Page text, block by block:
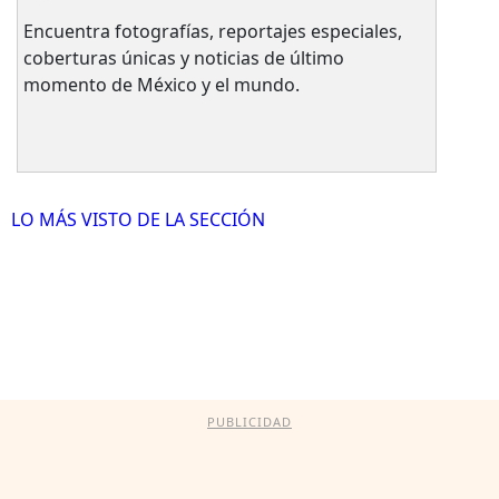
Encuentra fotografías, reportajes especiales,
coberturas únicas y noticias de último
momento de México y el mundo.
LO MÁS VISTO DE LA SECCIÓN
PUBLICIDAD